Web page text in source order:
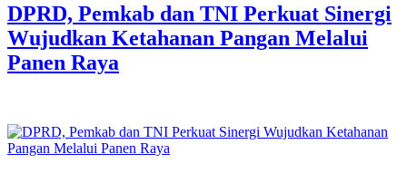
DPRD, Pemkab dan TNI Perkuat Sinergi
Wujudkan Ketahanan Pangan Melalui
Panen Raya